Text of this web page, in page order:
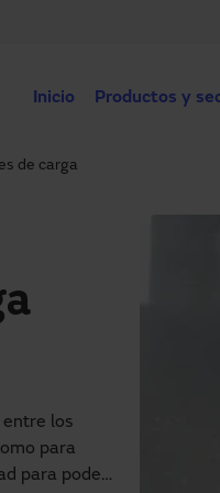
Inicio Productos y
de carga
entre los
para
para poder